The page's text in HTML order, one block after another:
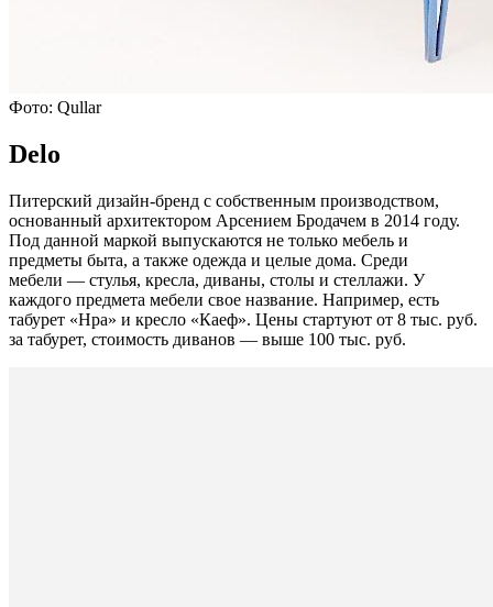
Фото: Qullar
Delo
Питерский дизайн-бренд с собственным производством,
основанный архитектором Арсением Бродачем в 2014 году.
Под данной маркой выпускаются не только мебель и
предметы быта, а также одежда и целые дома. Среди
мебели — стулья, кресла, диваны, столы и стеллажи. У
каждого предмета мебели свое название. Например, есть
табурет «Нра» и кресло «Каеф». Цены стартуют от 8 тыс. руб.
за табурет, стоимость диванов — выше 100 тыс. руб.